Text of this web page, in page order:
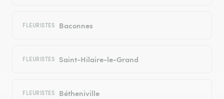
FLEURISTES Baconnes
FLEURISTES Saint-Hilaire-le-Grand
FLEURISTES Bétheniville